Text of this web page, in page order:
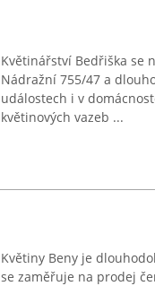
Květinářství Bedřiška se
Nádražní 755/47 a
událostech i v
květinových vazeb ...
Květiny Beny je
se zaměřuje na prodej